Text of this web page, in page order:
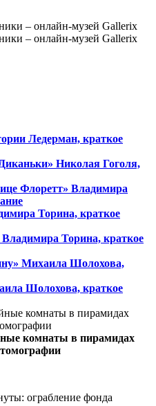
Ледерман, краткое
Николая Гоголя,
Флоретт» Владимира
Торина, краткое
Торина, краткое
Михаила Шолохова,
Шолохова, краткое
комнаты в пирамидах